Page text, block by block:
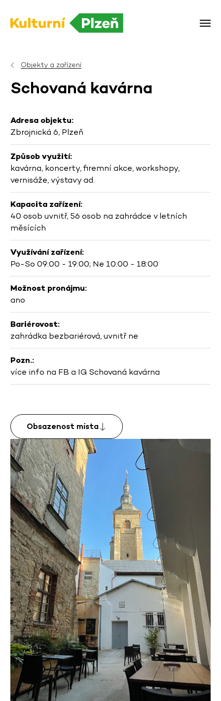
Objekty a zařízení
Schovaná kavárna
Adresa objektu:
Zbrojnická 6, Plzeň
Způsob využití:
kavárna, koncerty, firemní akce, workshopy,
vernisáže, výstavy ad.
Kapacita zařízení:
40 osob uvnitř, 56 osob na zahrádce v letních
měsících
Využívání zařízení:
Po-So 09:00 - 19:00; Ne 10:00 - 18:00
Možnost pronájmu:
ano
Bariérovost:
zahrádka bezbariérová, uvnitř ne
Pozn.:
více info na FB a IG Schovaná kavárna
Obsazenost místa